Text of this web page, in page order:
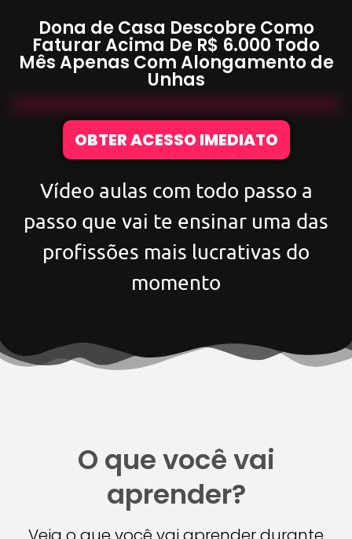
Dona de Casa Descobre Como
Faturar Acima De R$ 6.000 Todo
Mês Apenas ComAlongamento de
Unhas
OBTER ACESSO IMEDIATO
Vídeo aulas com todo passo a
passo que vai te ensinar uma das
profissões mais lucrativas do
momento
O que você vai
aprender?